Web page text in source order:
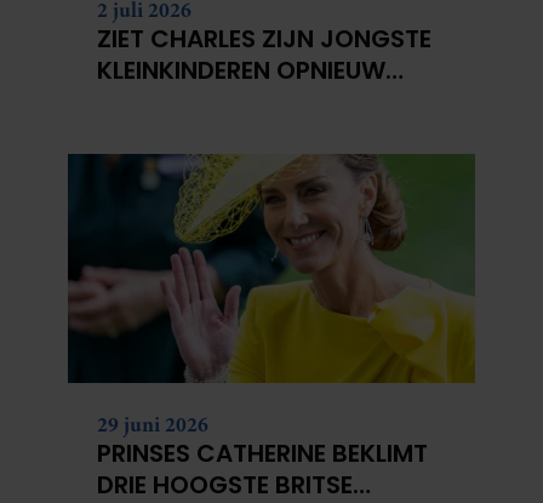
2 juli 2026
ZIET CHARLES ZIJN JONGSTE
KLEINKINDEREN OPNIEUW
29 juni 2026
PRINSES CATHERINE BEKLIMT
DRIE HOOGSTE BRITSE